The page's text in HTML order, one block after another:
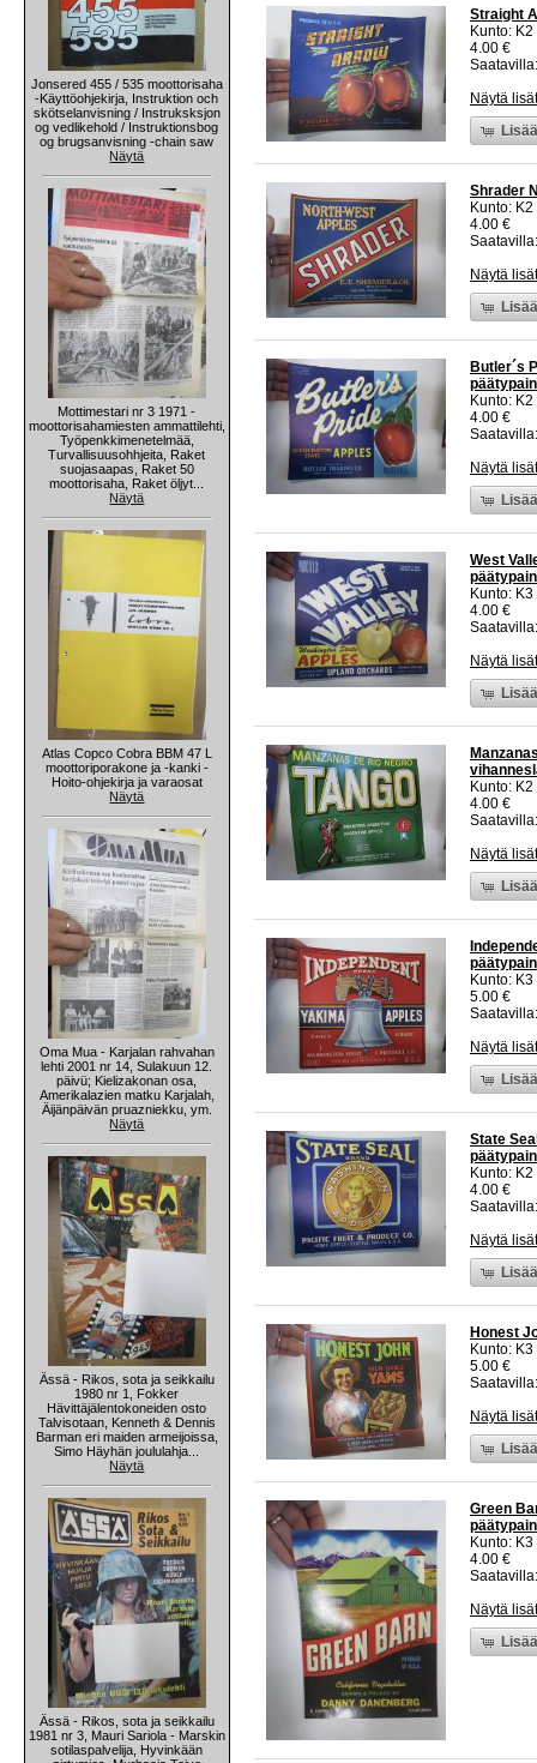
Jonsered 455 / 535 moottorisaha
-Käyttöohjekirja, Instruktion och
skötselanvisning / Instruksksjon
og vedlikehold / Instruktionsbog
og brugsanvisning -chain saw
Näytä
Mottimestari nr 3 1971 -
moottorisahamiesten ammattilehti,
Työpenkkimenetelmää,
Turvallisuusohhjeita, Raket
suojasaapas, Raket 50
moottorisaha, Raket öljyt...
Näytä
Atlas Copco Cobra BBM 47 L
moottoriporakone ja -kanki -
Hoito-ohjekirja ja varaosat
Näytä
Oma Mua - Karjalan rahvahan
lehti 2001 nr 14, Sulakuun 12.
päivü; Kielizakonan osa,
Amerikalazien matku Karjalah,
Äijänpäivän pruazniekku, ym.
Näytä
Ässä - Rikos, sota ja seikkailu
1980 nr 1, Fokker
Hävittäjälentokoneiden osto
Talvisotaan, Kenneth & Dennis
Barman eri maiden armeijoissa,
Simo Häyhän joululahja...
Näytä
Ässä - Rikos, sota ja seikkailu
1981 nr 3, Mauri Sariola - Marskin
sotilaspalvelija, Hyvinkään
Straight
Kunto:
4.00 €
Näytä
Shrader
Kunto:
4.00 €
Näytä
Butler´s
Kunto:
4.00 €
Näytä
West
Kunto:
4.00 €
Näytä
Kunto:
4.00 €
Näytä
Kunto:
5.00 €
Näytä
State
Kunto:
4.00 €
Näytä
Honest
Kunto:
5.00 €
Näytä
Green
Kunto:
4.00 €
Näytä